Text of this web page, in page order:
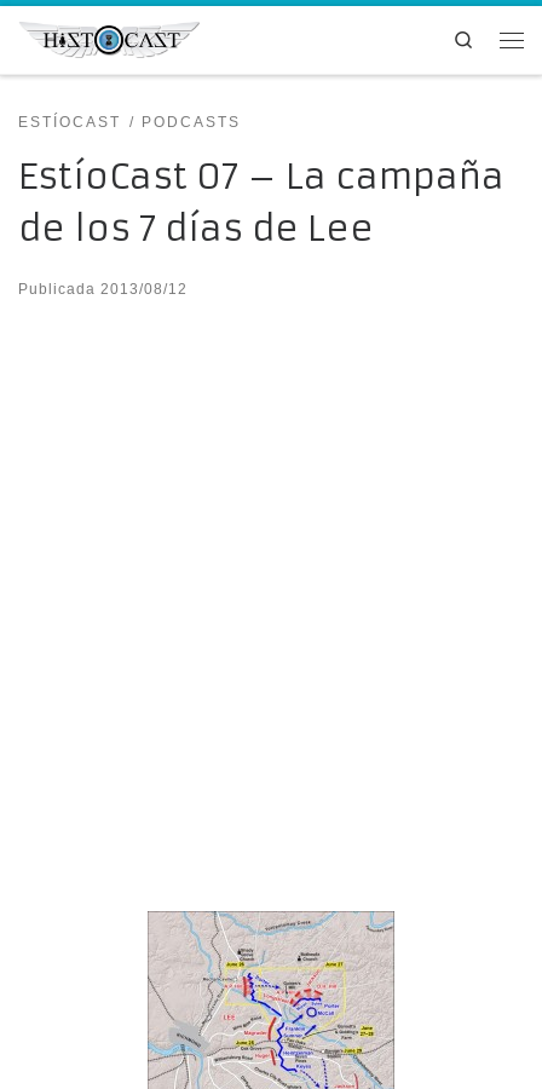
Saltar al contenido
Search
ESTÍOCAST PODCASTS
EstíoCast 07 – La campaña
de los 7 días de Lee
Publicada 2013/08/12